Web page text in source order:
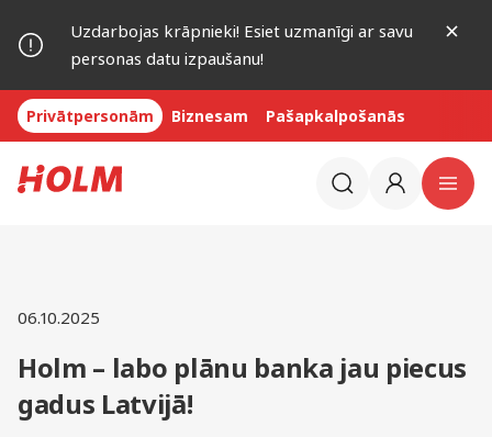
Uzdarbojas krāpnieki! Esiet uzmanīgi ar savu
personas datu izpaušanu!
Privātpersonām Biznesam Pašapkalpošanās
06.10.2025
Holm – labo plānu banka jau piecus
gadus Latvijā!